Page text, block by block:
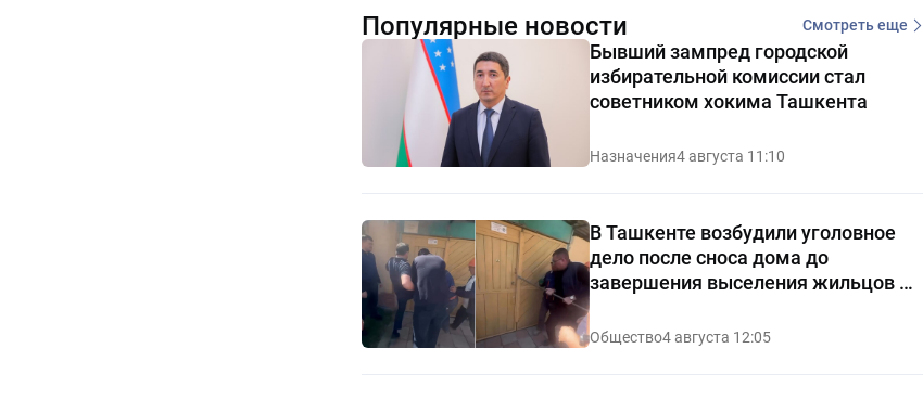
Популярные новости Смотреть еще
Бывший зампред городской
избирательной комиссии стал
советником хокима Ташкента
Назначения4 августа 11:10
В Ташкенте возбудили уголовное
дело после сноса дома до
завершения выселения жильцов —
видео
Общество4 августа 12:05